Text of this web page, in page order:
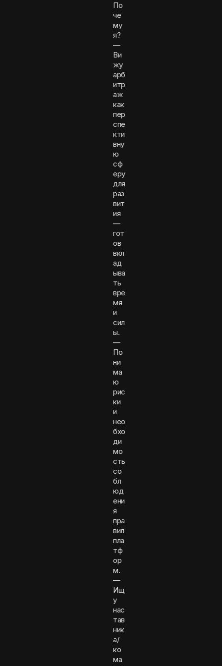
По
че
му
я?
—
Ви
жу
арб
итр
аж
как
пер
спе
кти
вну
ю
сф
еру
для
раз
вит
ия
—
гот
ов
вкл
ад
ыва
ть
вре
мя
и
сил
ы.
—
По
ни
ма
ю
рис
ки
и
нео
бхо
ди
мо
сть
со
бл
юд
ени
я
пра
вил
пла
тф
ор
м.
—
Ищ
у
нас
тав
ник
а/
ко
ма